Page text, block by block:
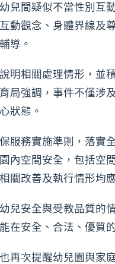
兒間疑似不當性別互
動觀念、身體界線及
導。
明相關處理情形，並
局強調，事件不僅涉
狀態。
服務實施準則，落實
內空間安全，包括空
關改善及執行情形均
兒安全與受教品質的
在安全、合法、優質
再次提醒幼兒園與家